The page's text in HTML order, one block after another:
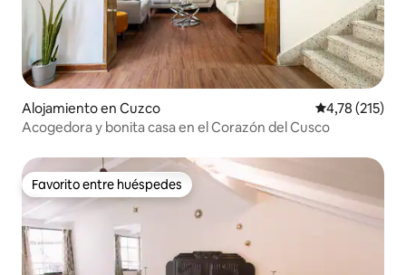
Alojamiento en Cuzco Calificación
4,78 (215)
Acogedora y bonita casa en el Corazón del Cusco
Favorito entre huéspedes
Favorito entre huéspedes